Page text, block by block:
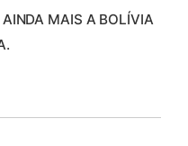
MAIS A BOLÍVIA